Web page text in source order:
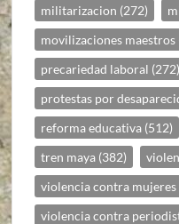
militarizacion (272)
movilizaciones maestros
precariedad laboral (272)
protestas por
reforma educativa (512)
tren maya (382)
violencia contra mujeres
violencia contra